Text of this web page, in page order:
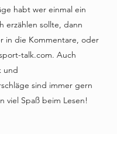
habt wer einmal ein
erzählen sollte, dann
in die Kommentare, oder
talk.com. Auch
und
sind immer gern
viel Spaß beim Lesen!